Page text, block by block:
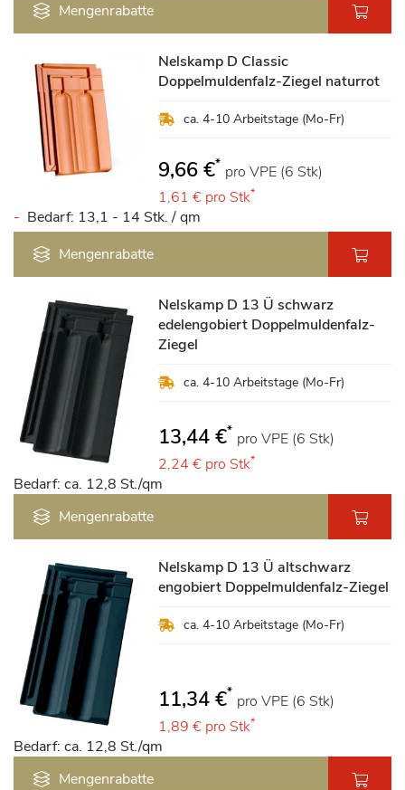
Mengenrabatte
Nelskamp D Classic
Doppelmuldenfalz-Ziegel naturrot
ca. 4-10 Arbeitstage (Mo-Fr)
9,66 €* pro VPE (6 Stk)
1,61 € pro Stk*
Bedarf: 13,1 - 14 Stk. / qm
Mengenrabatte
Nelskamp D 13 Ü schwarz
edelengobiert Doppelmuldenfalz-
Ziegel
ca. 4-10 Arbeitstage (Mo-Fr)
13,44 €* pro VPE (6 Stk)
2,24 € pro Stk*
Bedarf: ca. 12,8 St./qm
Mengenrabatte
Nelskamp D 13 Ü altschwarz
engobiert Doppelmuldenfalz-Ziegel
ca. 4-10 Arbeitstage (Mo-Fr)
11,34 €* pro VPE (6 Stk)
1,89 € pro Stk*
Bedarf: ca. 12,8 St./qm
Mengenrabatte